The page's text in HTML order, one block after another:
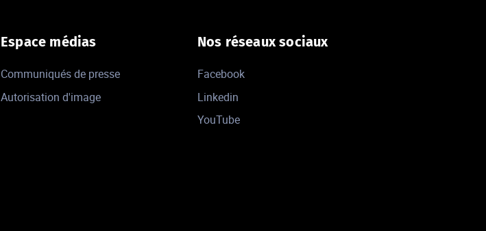
Espace médias
Communiqués de presse
Autorisation d'image
Nos réseaux sociaux
Facebook
Linkedin
YouTube